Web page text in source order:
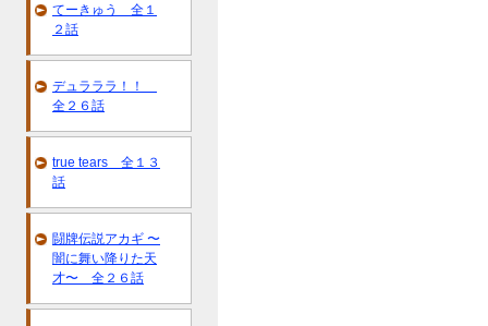
てーきゅう 全１
２話
デュラララ！！
全２６話
true tears 全１３
話
闘牌伝説アカギ 〜
闇に舞い降りた天
才〜 全２６話